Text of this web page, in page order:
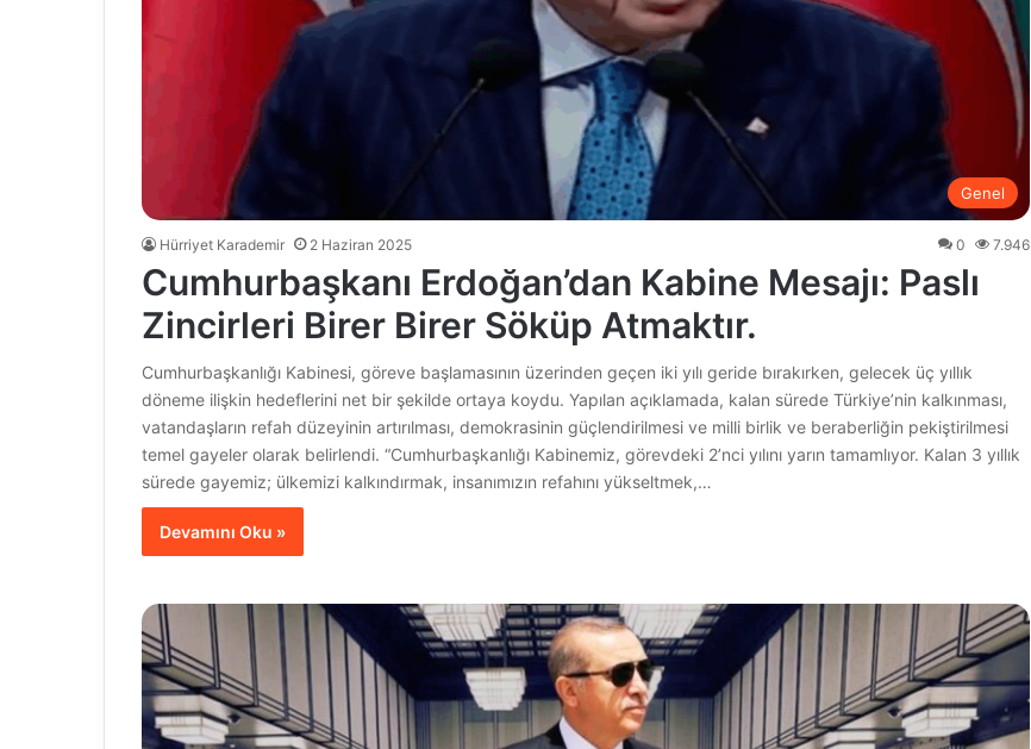
Genel
Hürriyet Karademir 2 Haziran 2025 0 7.946
Cumhurbaşkanı Erdoğan’dan Kabine Mesajı: Paslı
Zincirleri Birer Birer Söküp Atmaktır.
Cumhurbaşkanlığı Kabinesi, göreve başlamasının üzerinden geçen iki yılı geride bırakırken, gelecek üç yıllık
döneme ilişkin hedeflerini net bir şekilde ortaya koydu. Yapılan açıklamada, kalan sürede Türkiye’nin kalkınması,
vatandaşların refah düzeyinin artırılması, demokrasinin güçlendirilmesi ve milli birlik ve beraberliğin pekiştirilmesi
temel gayeler olarak belirlendi. “Cumhurbaşkanlığı Kabinemiz, görevdeki 2’nci yılını yarın tamamlıyor. Kalan 3 yıllık
sürede gayemiz; ülkemizi kalkındırmak, insanımızın refahını yükseltmek,…
Devamını Oku »